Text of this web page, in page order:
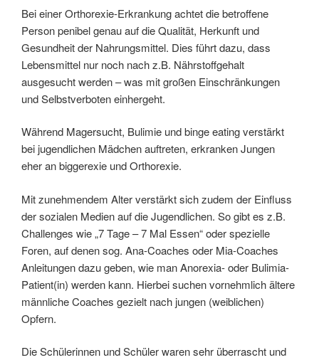
Bei einer Orthorexie-Erkrankung achtet die betroffene
Person penibel genau auf die Qualität, Herkunft und
Gesundheit der Nahrungsmittel. Dies führt dazu, dass
Lebensmittel nur noch nach z.B. Nährstoffgehalt
ausgesucht werden – was mit großen Einschränkungen
und Selbstverboten einhergeht.
Während Magersucht, Bulimie und binge eating verstärkt
bei jugendlichen Mädchen auftreten, erkranken Jungen
eher an biggerexie und Orthorexie.
Mit zunehmendem Alter verstärkt sich zudem der Einfluss
der sozialen Medien auf die Jugendlichen. So gibt es z.B.
Challenges wie „7 Tage – 7 Mal Essen“ oder spezielle
Foren, auf denen sog. Ana-Coaches oder Mia-Coaches
Anleitungen dazu geben, wie man Anorexia- oder Bulimia-
Patient(in) werden kann. Hierbei suchen vornehmlich ältere
männliche Coaches gezielt nach jungen (weiblichen)
Opfern.
Die Schülerinnen und Schüler waren sehr überrascht und